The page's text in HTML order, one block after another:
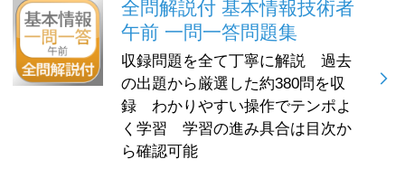
全問解説付 基本情報技術者
午前 一問一答問題集
収録問題を全て丁寧に解説 過去
の出題から厳選した約380問を収
録 わかりやすい操作でテンポよ
く学習 学習の進み具合は目次か
ら確認可能